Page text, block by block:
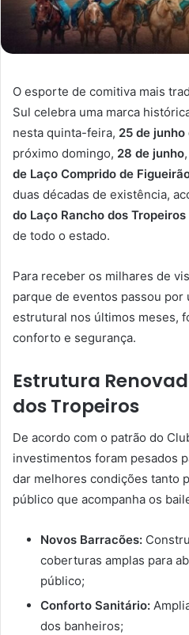
O esporte de comitiva mais
Sul celebra uma marca
nesta quinta-feira, 25 de
próximo domingo, 28 de junho
de Laço Comprido de
duas décadas de existência,
do Laço Rancho dos Tropeiros
de todo o estado.
Para receber os milhares de
parque de eventos passou por
estrutural nos últimos meses,
conforto e segurança.
Estrutura
dos Tropeiros
De acordo com o patrão do
investimentos foram pesados
dar melhores condições tanto
público que acompanha os
Novos Barracões:
coberturas amplas para
público;
Conforto Sanitário:
dos banheiros;